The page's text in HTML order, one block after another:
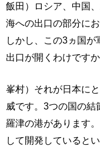
飯田）ロシア、中国
海への出口の部分に
しかし、この3ヵ国
出口が開くわけですか
峯村）それが日本に
威です。3つの国の
羅津の港があります
して開発していると